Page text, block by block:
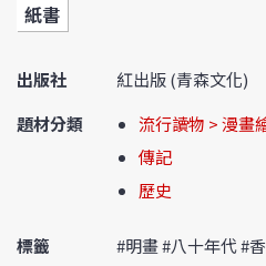
紙書
出版社
紅出版 (青森文化)
題材分類
流行讀物 > 漫畫
傳記
歷史
標籤
#明畫 #八十年代 #